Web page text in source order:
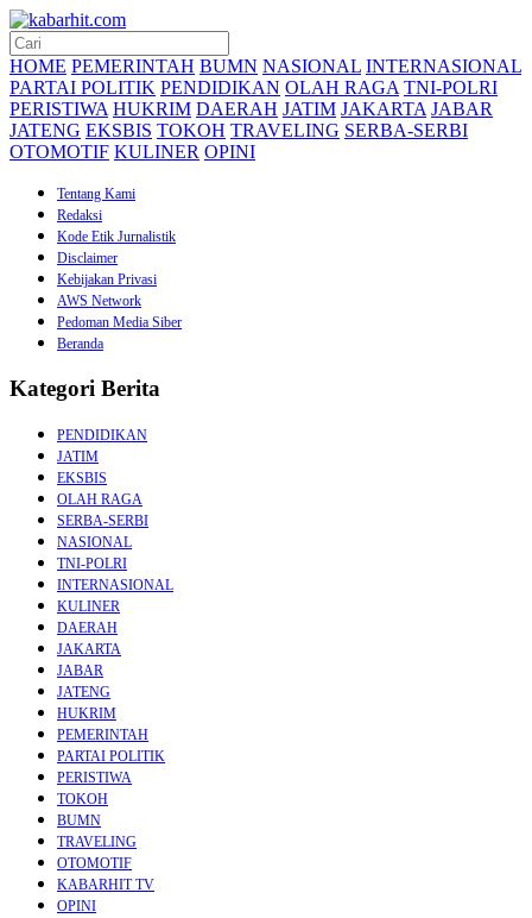
HOME PEMERINTAH BUMN NASIONAL INTERNASIONAL
PARTAI POLITIK PENDIDIKAN OLAH RAGA TNI-POLRI
PERISTIWA HUKRIM DAERAH JATIM JAKARTA JABAR
JATENG EKSBIS TOKOH TRAVELING SERBA-SERBI
OTOMOTIF KULINER OPINI
Tentang Kami
Redaksi
Kode Etik Jurnalistik
Disclaimer
Kebijakan Privasi
AWS Network
Pedoman Media Siber
Beranda
Kategori Berita
PENDIDIKAN
JATIM
EKSBIS
OLAH RAGA
SERBA-SERBI
NASIONAL
TNI-POLRI
INTERNASIONAL
KULINER
DAERAH
JAKARTA
JABAR
JATENG
HUKRIM
PEMERINTAH
PARTAI POLITIK
PERISTIWA
TOKOH
BUMN
TRAVELING
OTOMOTIF
KABARHIT TV
OPINI